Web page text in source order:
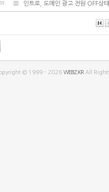
인트로, 도메인 광고 전원 OFF상
© 1999 - 2026WEBZ.KR All